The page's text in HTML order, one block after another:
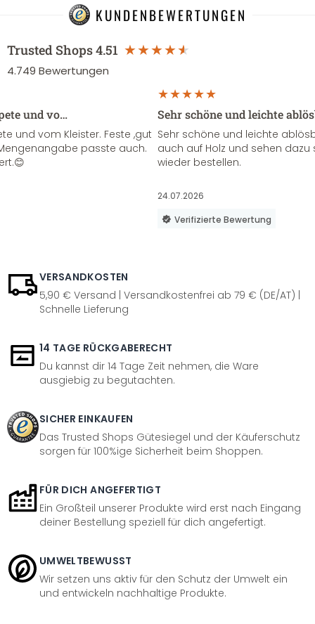
KUNDENBEWERTUNGEN
Trusted Shops4.51
4.749 Bewertungen
und vo…
und vom Kleister. Feste ,gut
passte auch.
Sehr schöne und leichte
Sehr schöne und leichte
auch auf Holz und sehen
wieder bestellen.
24.07.2026
Verifizierte Bewertung
VERSANDKOSTEN
5,90 € Versand | Versandkostenfrei ab 79 € (DE/AT) |
Schnelle Lieferung
14 TAGE RÜCKGABERECHT
Du kannst dir 14 Tage Zeit nehmen, die Ware
ausgiebig zu begutachten.
SICHER EINKAUFEN
Das Trusted Shops Gütesiegel und der Käuferschutz
sorgen für 100%ige Sicherheit beim Shoppen.
FÜR DICH ANGEFERTIGT
Ein Großteil unserer Produkte wird erst nach Eingang
deiner Bestellung speziell für dich angefertigt.
UMWELTBEWUSST
Wir setzen uns aktiv für den Schutz der Umwelt ein
und entwickeln nachhaltige Produkte.